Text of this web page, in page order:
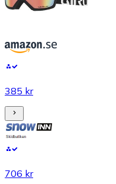
385 kr
706 kr